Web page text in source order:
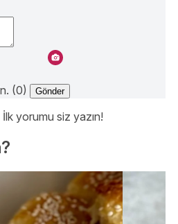
(0) Gönder
yorumu siz yazın!